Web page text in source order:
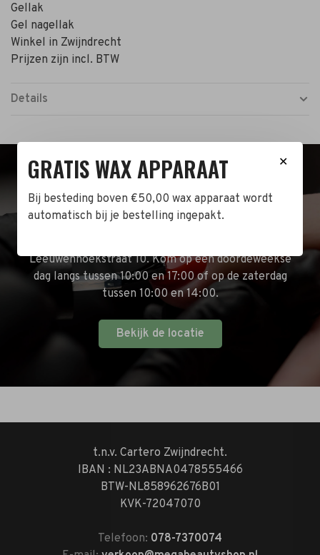
Gellak
Gel nagellak
Winkel in Zwijndrecht
Prijzen zijn incl. BTW
Details
BEZOEK DE WINKEL!
Naast de online shop hebben wij ook een fysieke
Leeuwenhoekstraat 10. Kom op een doordeweekse
dag langs tussen 10:00 en 17:00 of op de zaterdag
tussen 10:00 en 14:00.
Bekijk de locatie
t.n.v. Cartero Zwijndrecht.
IBAN : NL23ABNA0478555466
BTW-NL858962676B01
KVK-72047070
Telefoon: 078-7370074
✕
GRATIS WAX APPARAAT
Bij besteding boven €50,00 wax apparaat wordt
automatisch bij je bestelling ingepakt.